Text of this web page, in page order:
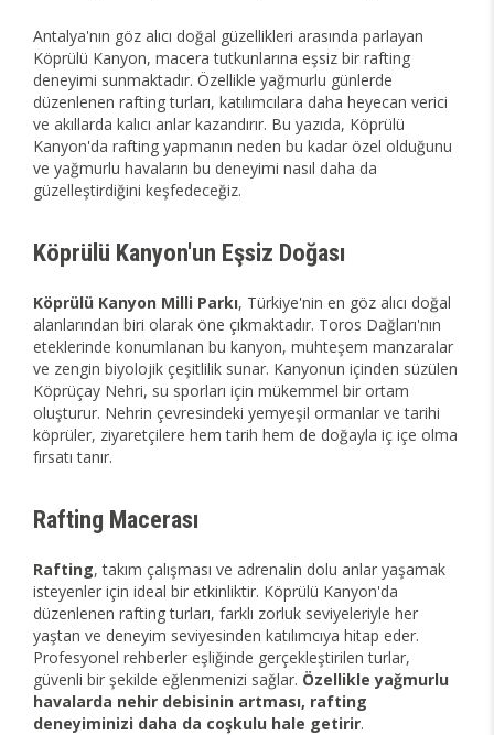
Antalya'nın göz alıcı doğal güzellikleri arasında parlayan
Köprülü Kanyon, macera tutkunlarına eşsiz bir rafting
deneyimi sunmaktadır. Özellikle yağmurlu günlerde
düzenlenen rafting turları, katılımcılara daha heyecan verici
ve akıllarda kalıcı anlar kazandırır. Bu yazıda, Köprülü
Kanyon'da rafting yapmanın neden bu kadar özel olduğunu
ve yağmurlu havaların bu deneyimi nasıl daha da
güzelleştirdiğini keşfedeceğiz.
Köprülü Kanyon'un Eşsiz Doğası
Köprülü Kanyon Milli Parkı, Türkiye'nin en göz alıcı doğal
alanlarından biri olarak öne çıkmaktadır. Toros Dağları'nın
eteklerinde konumlanan bu kanyon, muhteşem manzaralar
ve zengin biyolojik çeşitlilik sunar. Kanyonun içinden süzülen
Köprüçay Nehri, su sporları için mükemmel bir ortam
oluşturur. Nehrin çevresindeki yemyeşil ormanlar ve tarihi
köprüler, ziyaretçilere hem tarih hem de doğayla iç içe olma
fırsatı tanır.
Rafting Macerası
Rafting, takım çalışması ve adrenalin dolu anlar yaşamak
isteyenler için ideal bir etkinliktir. Köprülü Kanyon'da
düzenlenen rafting turları, farklı zorluk seviyeleriyle her
yaştan ve deneyim seviyesinden katılımcıya hitap eder.
Profesyonel rehberler eşliğinde gerçekleştirilen turlar,
güvenli bir şekilde eğlenmenizi sağlar. Özellikle yağmurlu
havalarda nehir debisinin artması, rafting
deneyiminizi daha da coşkulu hale getirir.